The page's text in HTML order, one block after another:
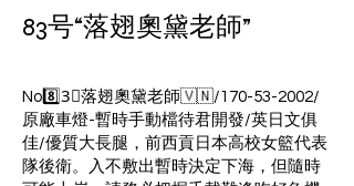
83号“落翅奧黛老師”
No8️⃣3⃣落翅奧黛老師🇻🇳/170-53-2002/
原廠車燈-暫時手動檔待君開發/英日文俱
佳/優質大長腿，前西貢日本高校女籃代表
隊後衛。入不敷出暫時決定下海，但隨時